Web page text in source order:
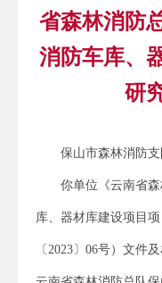
省森林消防
消防车库、
研
保山市森林消防支
你单位《云南省
库、器材库建设项目
〔2023〕06号）文件